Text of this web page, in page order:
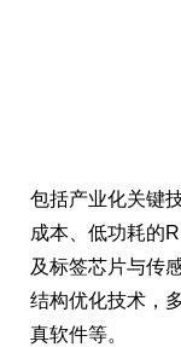
包括产业化关键
成本、低功耗的
及标签芯片与传
结构优化技术，
真软件等。